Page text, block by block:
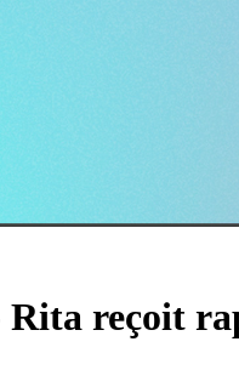
Rita reçoit